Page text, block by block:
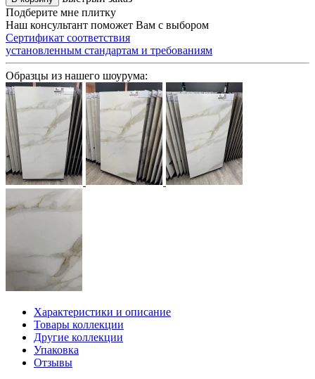
Подберите мне плитку
Наш консультант поможет Вам с выбором
Сертификат соответствия
установленным стандартам и требованиям
Образцы из нашего шоурума:
Характеристики и описание
Товары коллекции
Другие коллекции
Упаковка
Отзывы